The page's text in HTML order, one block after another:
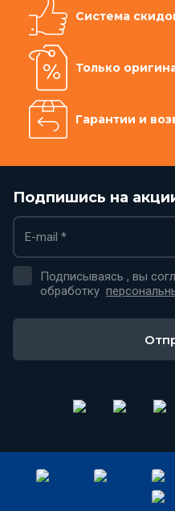
Система
Только
Гарантии и
Подпишись на
Подписываясь , вы
обработку